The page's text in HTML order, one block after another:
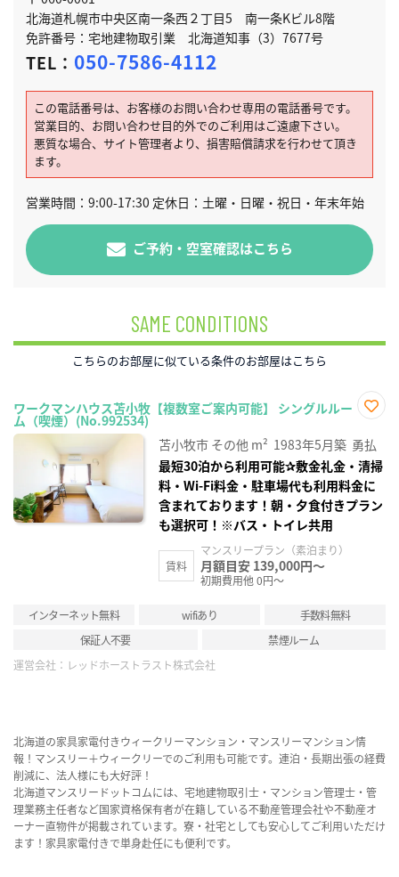
北海道札幌市中央区南一条西２丁目5 南一条Kビル8階
免許番号：宅地建物取引業 北海道知事（3）7677号
TEL： 050-7586-4112
この電話番号は、お客様のお問い合わせ専用の電話番号です。
営業目的、お問い合わせ目的外でのご利用はご遠慮下さい。
悪質な場合、サイト管理者より、損害賠償請求を行わせて頂き
ます。
営業時間：9:00-17:30 定休日：土曜・日曜・祝日・年末年始
ご予約・空室確認はこちら
SAME CONDITIONS
こちらのお部屋に似ている条件のお部屋はこちら
ワークマンハウス苫小牧【複数室ご案内可能】 シングルルー
ム（喫煙）(No.992534)
に入
り登
録
苫小牧市 その他 m² 1983年5月築 勇払
最短30泊から利用可能✰敷金礼金・清掃
料・Wi-Fi料金・駐車場代も利用料金に
含まれております！朝・夕食付きプラン
も選択可！※バス・トイレ共用
賃料
マンスリープラン（素泊まり）
月額目安 139,000円～
初期費用他 0円～
インターネット無料 wifiあり
手数料無料
保証人不要
禁煙ルーム
運営会社： レッドホーストラスト株式会社
北海道の家具家電付きウィークリーマンション・マンスリーマンション情
報！マンスリー＋ウィークリーでのご利用も可能です。連泊・長期出張の経費
削減に、法人様にも大好評！
北海道マンスリードットコムには、宅地建物取引士・マンション管理士・管
理業務主任者など国家資格保有者が在籍している不動産管理会社や不動産オ
ーナー直物件が掲載されています。寮・社宅としても安心してご利用いただけ
ます！家具家電付きで単身赴任にも便利です。